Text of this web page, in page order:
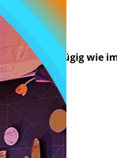
so großzügig wie